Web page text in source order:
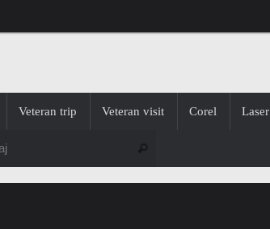
Veteran trip Veteran visit Corel Laser